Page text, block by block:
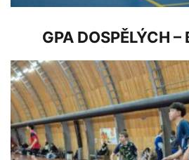
GPA DOSPĚLÝCH –